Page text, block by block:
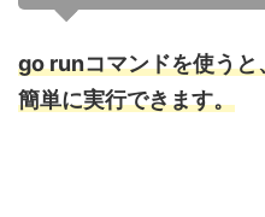
go runコマンドを使う
簡単に実行できます。